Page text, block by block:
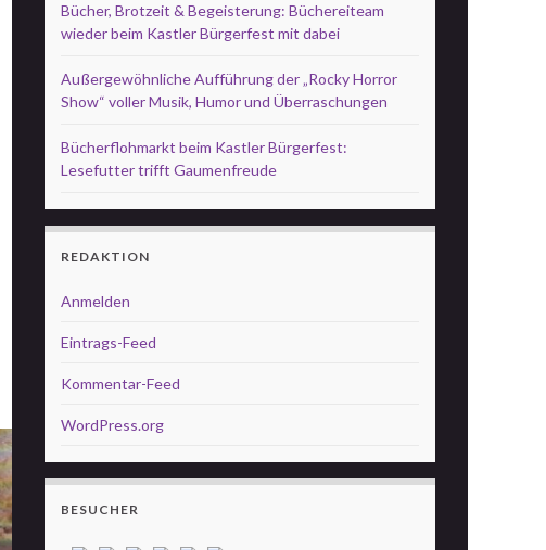
Bücher, Brotzeit & Begeisterung: Büchereiteam
wieder beim Kastler Bürgerfest mit dabei
Außergewöhnliche Aufführung der „Rocky Horror
Show“ voller Musik, Humor und Überraschungen
Bücherflohmarkt beim Kastler Bürgerfest:
Lesefutter trifft Gaumenfreude
REDAKTION
Anmelden
Eintrags-Feed
Kommentar-Feed
WordPress.org
BESUCHER